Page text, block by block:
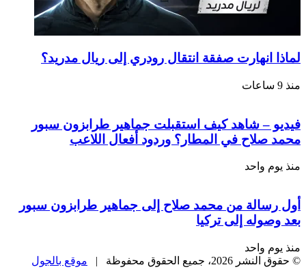
لماذا انهارت صفقة انتقال رودري إلى ريال مدريد؟
منذ 9 ساعات
فيديو – شاهد كيف استقبلت جماهير طرابزون سبور
محمد صلاح في المطار؟ وردود أفعال اللاعب
منذ يوم واحد
أول رسالة من محمد صلاح إلى جماهير طرابزون سبور
بعد وصوله إلى تركيا
منذ يوم واحد
© حقوق النشر 2026، جميع الحقوق محفوظة |
موقع بالجول